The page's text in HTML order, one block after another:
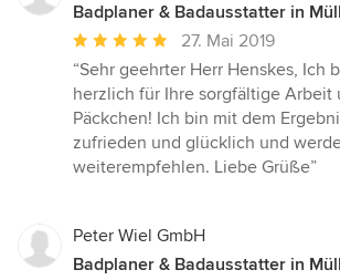
Badplaner & Badausstatter in
Durchschnittliche
Bewertung:
5
von
5
Sternen
27. Mai 2019
“Sehr geehrter Herr Henskes, Ich
herzlich für Ihre sorgfältige Arbeit
Päckchen! Ich bin mit dem
zufrieden und glücklich und
weiterempfehlen. Liebe Grüße”
Peter Wiel GmbH
Badplaner & Badausstatter in